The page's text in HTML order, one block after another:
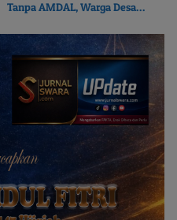
Tanpa AMDAL, Warga Desa